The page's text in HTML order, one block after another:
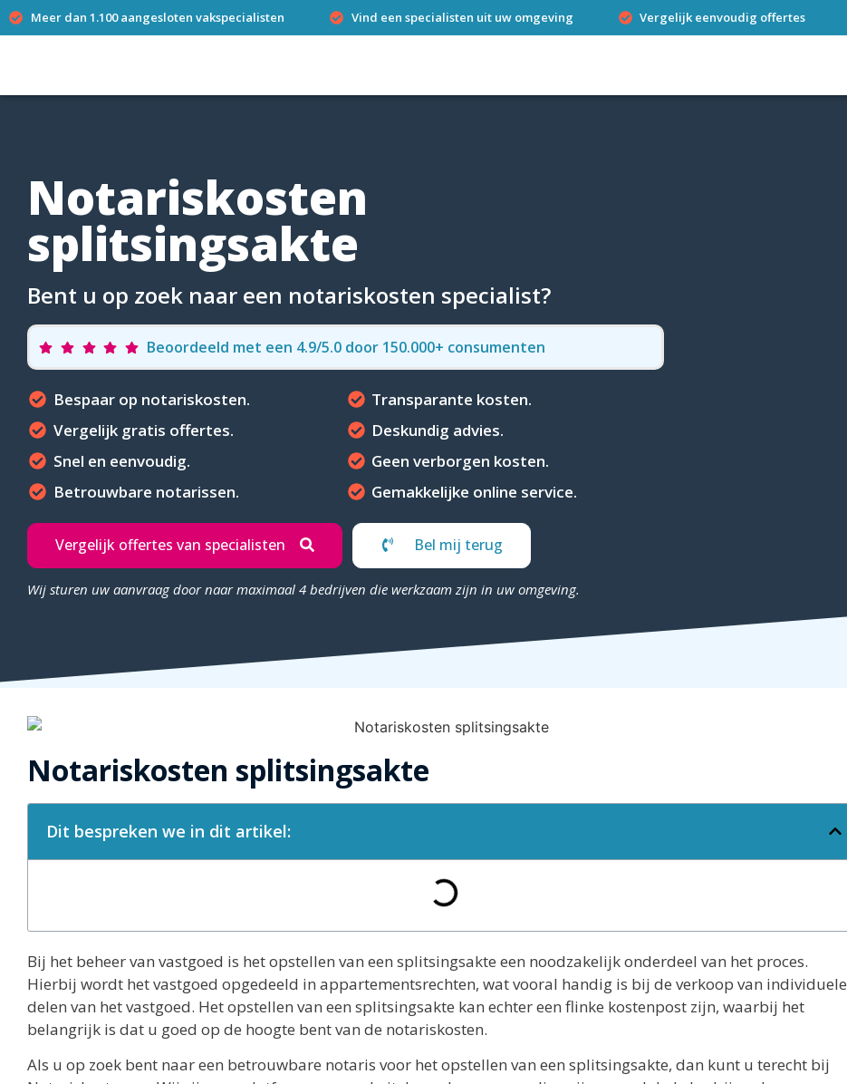
Meer dan 1.100 aangesloten vakspecialisten Vind een specialisten uit uw omgeving Vergelijk eenvoudig offertes
Notariskosten
splitsingsakte
Bent u op zoek naar een notariskosten specialist?
Beoordeeld met een 4.9/5.0 door 150.000+ consumenten
Bespaar op notariskosten.
Vergelijk gratis offertes.
Snel en eenvoudig.
Betrouwbare notarissen.
Transparante kosten.
Deskundig advies.
Geen verborgen kosten.
Gemakkelijke online service.
Vergelijk offertes van specialisten Bel mij terug
Wij sturen uw aanvraag door naar maximaal 4 bedrijven die werkzaam zijn in uw omgeving.
Notariskosten splitsingsakte
Dit bespreken we in dit artikel:
Bij het beheer van vastgoed is het opstellen van een splitsingsakte een noodzakelijk onderdeel van het proces.
Hierbij wordt het vastgoed opgedeeld in appartementsrechten, wat vooral handig is bij de verkoop van individuele
delen van het vastgoed. Het opstellen van een splitsingsakte kan echter een flinke kostenpost zijn, waarbij het
belangrijk is dat u goed op de hoogte bent van de notariskosten.
Als u op zoek bent naar een betrouwbare notaris voor het opstellen van een splitsingsakte, dan kunt u terecht bij